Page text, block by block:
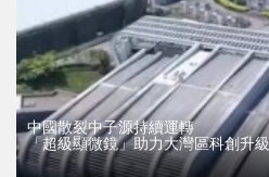
中國散裂中子源持續運轉
「超級顯微鏡」助力大灣區科創升級